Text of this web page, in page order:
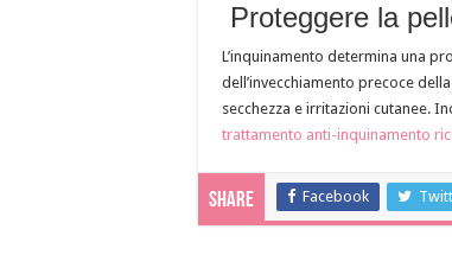
Proteggere la
L’inquinamento determina una
dell’invecchiamento precoce
secchezza e irritazioni cutanee.
trattamento anti-inquinamento
Share Facebook